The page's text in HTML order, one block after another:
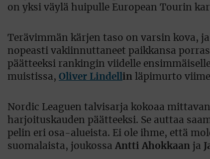
on yksi väylä huipulle European Tourin
Terävimmän kärjen taso on varsin kova,
nopeasti vakiinnuttaneet paikkansa
päätteeksi rankingin viidelle
muistissa, Oliver Lindellin läpimurto
Nordic Leaguen talvisarja kokoaa
harjoituskauden päätteeksi. Se auttaa
pelin eri osa-alueista. Ei ole ihme, että
suomalaista, joukossa Antti Ahokkaan ja